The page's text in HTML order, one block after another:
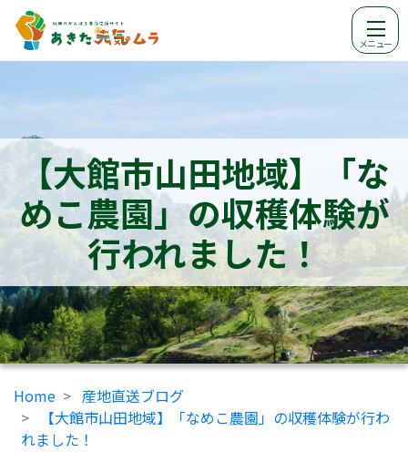
メニュー
【大館市山田地域】「な
めこ農園」の収穫体験が
行われました！
Home
産地直送ブログ
【大館市山田地域】「なめこ農園」の収穫体験が行わ
れました！